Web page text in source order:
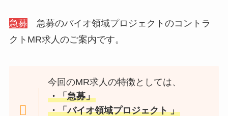
急募 急募のバイオ領域プロジェクトのコントラ
クトMR求人のご案内です。
今回のMR求人の特徴としては、
・「急募」
・「バイオ領域プロジェクト 」